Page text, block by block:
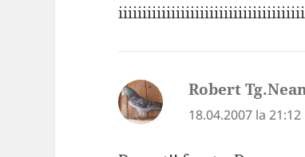
Robert
18.04.2007 la 21:12